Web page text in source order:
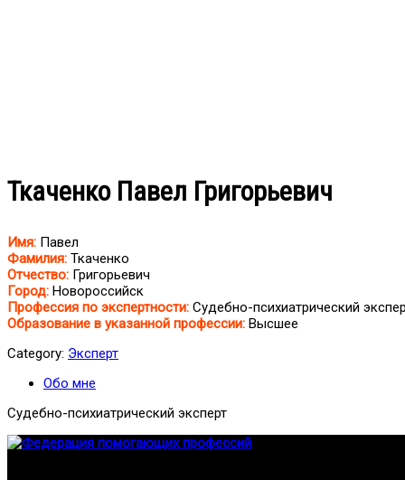
Ткаченко Павел Григорьевич
Имя: Павел
Фамилия: Ткаченко
Отчество: Григорьевич
Город: Новороссийск
Профессия по экспертности: Судебно-психиатрический
Образование в указанной профессии: Высшее
Category: Эксперт
Обо мне
Судебно-психиатрический эксперт